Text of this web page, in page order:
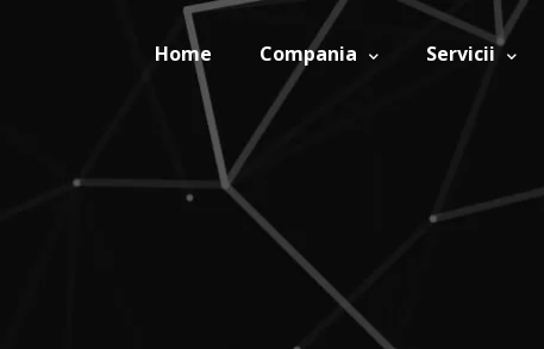
Home Compania Servicii